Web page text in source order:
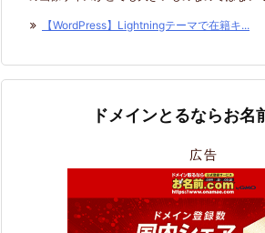
【WordPress】Lightningテーマで在籍キ...
ドメインとるならお名
広告